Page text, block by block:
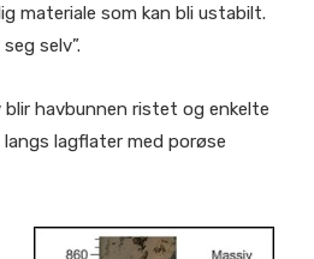
materiale som kan bli ustabilt.
selv”.
havbunnen ristet og enkelte
lagflater med porøse